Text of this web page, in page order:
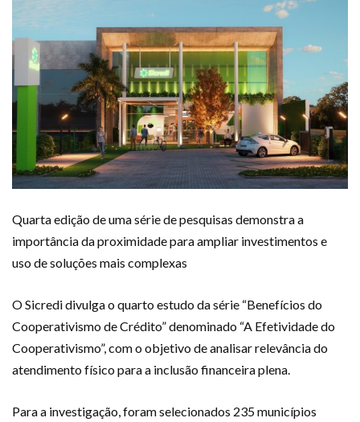
Quarta edição de uma série de pesquisas demonstra a
importância da proximidade para ampliar investimentos e
uso de soluções mais complexas
O Sicredi divulga o quarto estudo da série “Benefícios do
Cooperativismo de Crédito” denominado “A Efetividade do
Cooperativismo”, com o objetivo de analisar relevância do
atendimento físico para a inclusão financeira plena.
Para a investigação, foram selecionados 235 municípios